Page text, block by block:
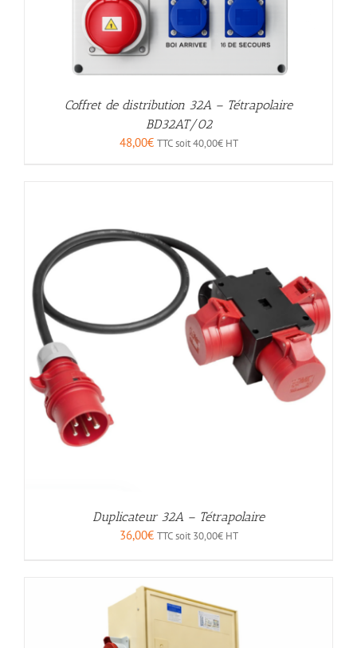
Coffret de distribution 32A – Tétrapolaire
BD32AT/02
48,00€ TTC soit40,00€HT
Duplicateur 32A – Tétrapolaire
36,00€ TTC soit 30,00€HT